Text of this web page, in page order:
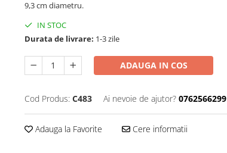
9,3 cm diametru.
IN STOC
Durata de livrare: 1-3 zile
ADAUGA IN COS
Cod Produs: C483 Ai nevoie de ajutor? 0762566299
Adauga la Favorite Cere informatii